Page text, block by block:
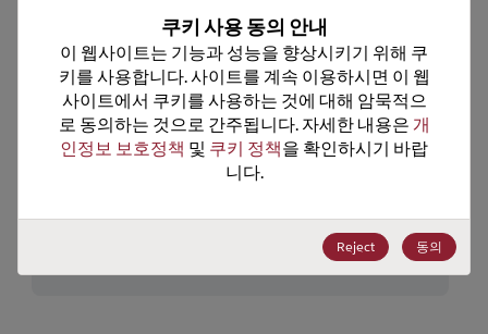
패키지 수량 0
기술 카테고리 Analog & Mixed Signal
기술 하위 카테고리 Timing
Clock Buffers & Drivers
미국 HTS 코드 8542.39.0060
쿠키 사용 동의 안내
이 웹사이트는 기능과 성능을 향상시키기 위해 쿠
키를 사용합니다. 사이트를 계속 이용하시면 이 웹
사이트에서 쿠키를 사용하는 것에 대해 암묵적으
로 동의하는 것으로 간주됩니다. 자세한 내용은 개
인정보 보호정책 및 쿠키 정책을 확인하시기 바랍
니다.
Reject 동의